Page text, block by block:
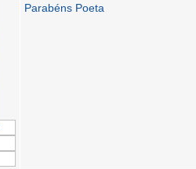
Parabéns Poeta